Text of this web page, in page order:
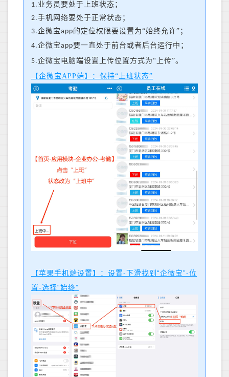
1. 业务员要处于上班状态；
2.手机网络要处于正常状态；
3.企微宝app的定位权限要设置为“始终允许”；
4.企微宝app要一直处于前台或者后台运行中；
5.企微宝电脑端设置上传位置方式为“上传”。
【企微宝APP端】：保持“上班状态”
【苹果手机端设置】：设置-下滑找到“企微宝”-位
置-选择“始终”